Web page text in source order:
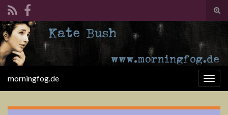
Search for:
morningfog.de